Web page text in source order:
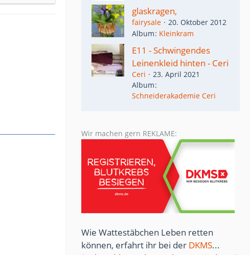
glaskragen,
fairysale
20. Oktober 2012
Album Kleinkram
E11 - Schwingendes
Leinenkleid hinten - Ceri
Ceri
23. April 2021
Album
Schneiderakademie Ceri
Wir machen gern REKLAME:
Wie Wattestäbchen Leben retten
können, erfahrt ihr bei der DKMS...